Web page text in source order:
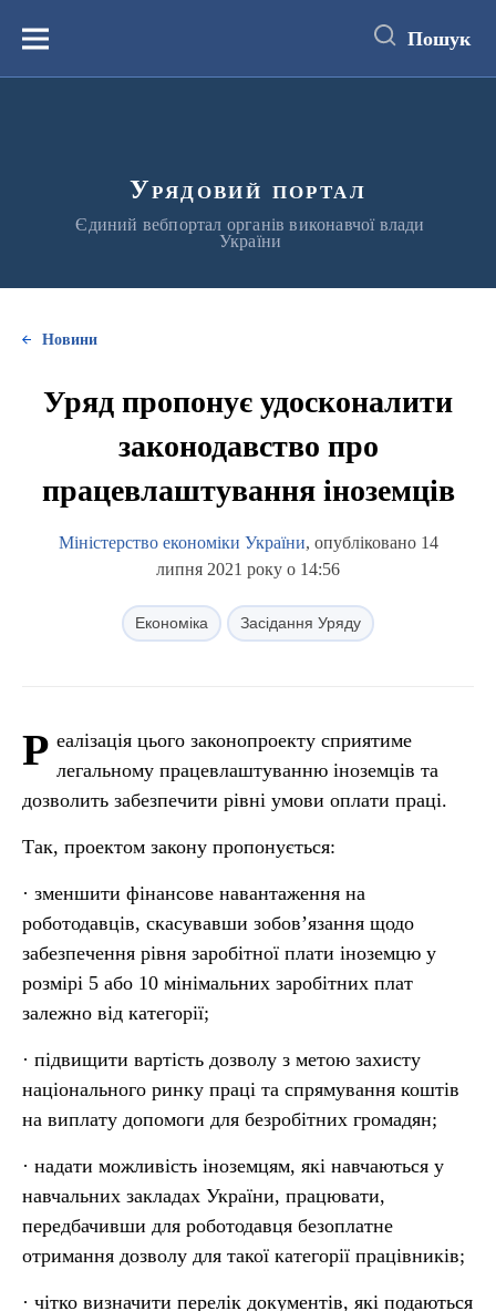
вмістуМеню Пошук
Урядовий портал
Єдиний вебпортал органів виконавчої влади
України
Новини
Уряд пропонує удосконалити
законодавство про
працевлаштування іноземців
Міністерство економіки України, опубліковано 14
липня 2021 року о 14:56
Економіка Засідання Уряду
Р еалізація цього законопроекту сприятиме
легальному працевлаштуванню іноземців та
дозволить забезпечити рівні умови оплати праці.
Так, проектом закону пропонується:
· зменшити фінансове навантаження на
роботодавців, скасувавши зобов’язання щодо
забезпечення рівня заробітної плати іноземцю у
розмірі 5 або 10 мінімальних заробітних плат
залежно від категорії;
· підвищити вартість дозволу з метою захисту
національного ринку праці та спрямування коштів
на виплату допомоги для безробітних громадян;
· надати можливість іноземцям, які навчаються у
навчальних закладах України, працювати,
передбачивши для роботодавця безоплатне
отримання дозволу для такої категорії працівників;
· чітко визначити перелік документів, які подаються